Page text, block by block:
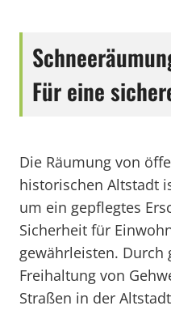
Für eine
Die Räumung von
historischen Altstadt
um ein gepflegtes
Sicherheit für
gewährleisten. Durch
Freihaltung von
Straßen in der